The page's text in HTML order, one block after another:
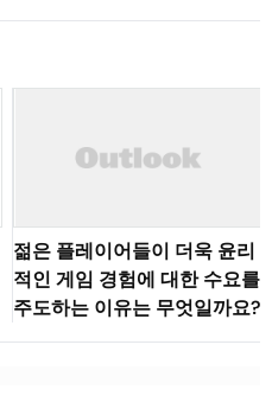
젊은 플레이어들이 더욱 윤리
적인 게임 경험에 대한 수요를
주도하는 이유는 무엇일까요?